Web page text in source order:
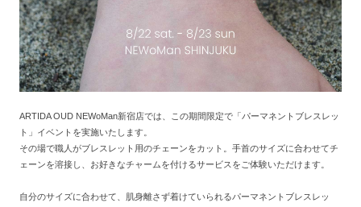
ARTIDA OUD NEWoMan新宿店では、この期間限定で「パーマネントブレスレッ
ト」イベントを実施いたします。
その場で職人がブレスレット用のチェーンをカット。手首のサイズに合わせてチ
ェーンを溶接し、お好きなチャームを付けるサービスをご体験いただけます。
自分のサイズに合わせて、肌身離さず着けていられるパーマネントブレスレッ